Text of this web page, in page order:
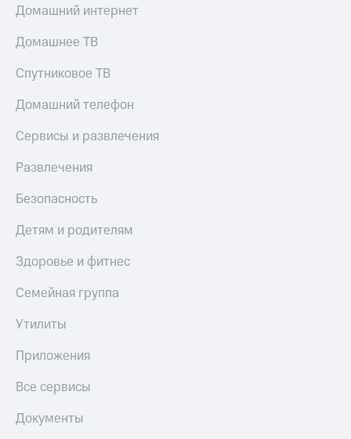
Домашний интернет
Домашнее ТВ
Спутниковое ТВ
Домашний телефон
Сервисы и развлечения
Развлечения
Безопасность
Детям и родителям
Здоровье и фитнес
Семейная группа
Утилиты
Приложения
Все сервисы
Документы